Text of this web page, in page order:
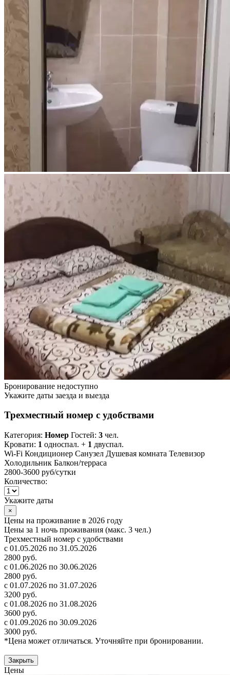
Бронирование недоступно
Укажите даты заезда и выезда
Трехместный номер с удобствами
Категория: Номер Гостей: 3 чел.
Кровати: 1 односпал. + 1 двуспал.
Wi-Fi Кондиционер Санузел Душевая комната Телевизор
Холодильник Балкон/терраса
2800-3600 руб/сутки
Количество:
Укажите даты
×
Цены на проживание в 2026 году
Цены за 1 ночь проживания (макс. 3 чел.)
Трехместный номер с удобствами
с 01.05.2026 по 31.05.2026
2800 руб.
с 01.06.2026 по 30.06.2026
2800 руб.
с 01.07.2026 по 31.07.2026
3200 руб.
с 01.08.2026 по 31.08.2026
3600 руб.
с 01.09.2026 по 30.09.2026
3000 руб.
*Цена может отличаться. Уточняйте при бронировании.
Закрыть
Цены